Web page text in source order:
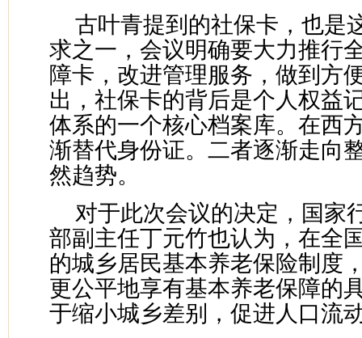
古叶青提到的社保卡，也是
求之一，会议明确要大力推行
障卡，改进管理服务，做到方
出，社保卡的背后是个人权益
体系的一个核心档案库。在西
渐替代身份证。二者逐渐走向
然趋势。
对于此次会议的决定，国家
部副主任丁元竹也认为，在全
的城乡居民基本养老保险制度
更公平地享有基本养老保障的
于缩小城乡差别，促进人口流